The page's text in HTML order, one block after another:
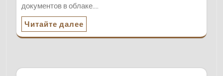
документов в облаке.…
Читайте далее